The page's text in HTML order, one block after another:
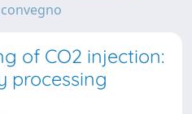
of CO2 injection:
processing